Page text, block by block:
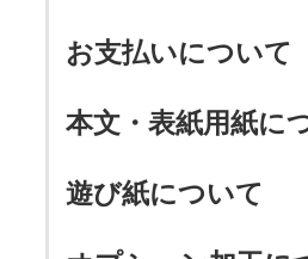
お支払いについて
本文・表紙用紙に
遊び紙について